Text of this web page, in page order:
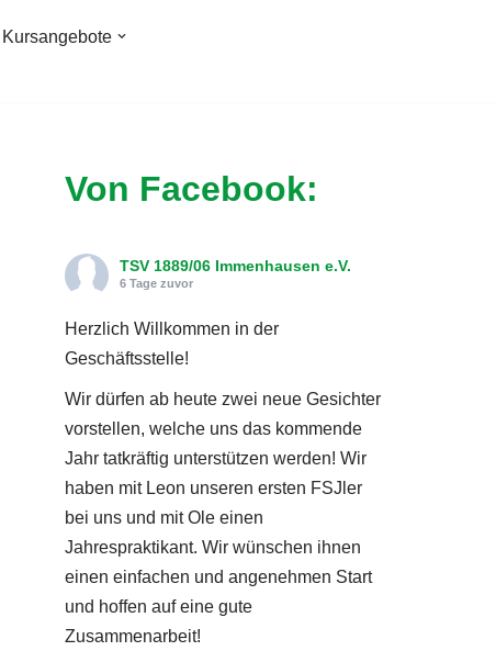
Kursangebote
Von Facebook:
TSV 1889/06 Immenhausen e.V.
6 Tage zuvor
Herzlich Willkommen in der
Geschäftsstelle!
Wir dürfen ab heute zwei neue Gesichter
vorstellen, welche uns das kommende
Jahr tatkräftig unterstützen werden! Wir
haben mit Leon unseren ersten FSJler
bei uns und mit Ole einen
Jahrespraktikant. Wir wünschen ihnen
einen einfachen und angenehmen Start
und hoffen auf eine gute
Zusammenarbeit!